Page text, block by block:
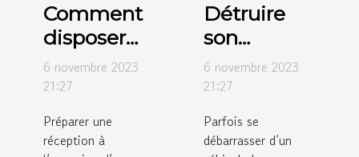
Comment
disposer
des verres
sur des
réception ?
6 novembre 2023
21:27
Préparer une
réception à
Détruire
son
véhicule
hors usage
y procédé ?
6 novembre 2023
21:27
Parfois se
débarrasser d’un